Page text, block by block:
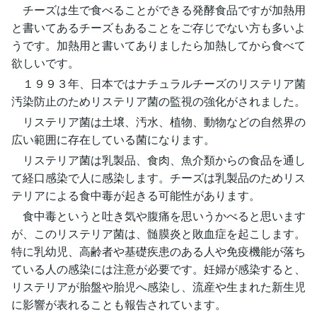
チーズは生で食べることができる発酵食品ですが加熱用
と書いてあるチーズもあることをご存じでない方も多いよ
うです。加熱用と書いてありましたら加熱してから食べて
欲しいです。
１９９３年、日本ではナチュラルチーズのリステリア菌
汚染防止のためリステリア菌の監視の強化がされました。
リステリア菌は土壌、汚水、植物、動物などの自然界の
広い範囲に存在している菌になります。
リステリア菌は乳製品、食肉、魚介類からの食品を通し
て経口感染で人に感染します。チーズは乳製品のためリス
テリアによる食中毒が起きる可能性があります。
食中毒というと吐き気や腹痛を思いうかべると思います
が、このリステリア菌は、髄膜炎と敗血症を起こします。
特に乳幼児、高齢者や基礎疾患のある人や免疫機能が落ち
ている人の感染には注意が必要です。妊婦が感染すると、
リステリアが胎盤や胎児へ感染し、流産や生まれた新生児
に影響が表れることも報告されています。